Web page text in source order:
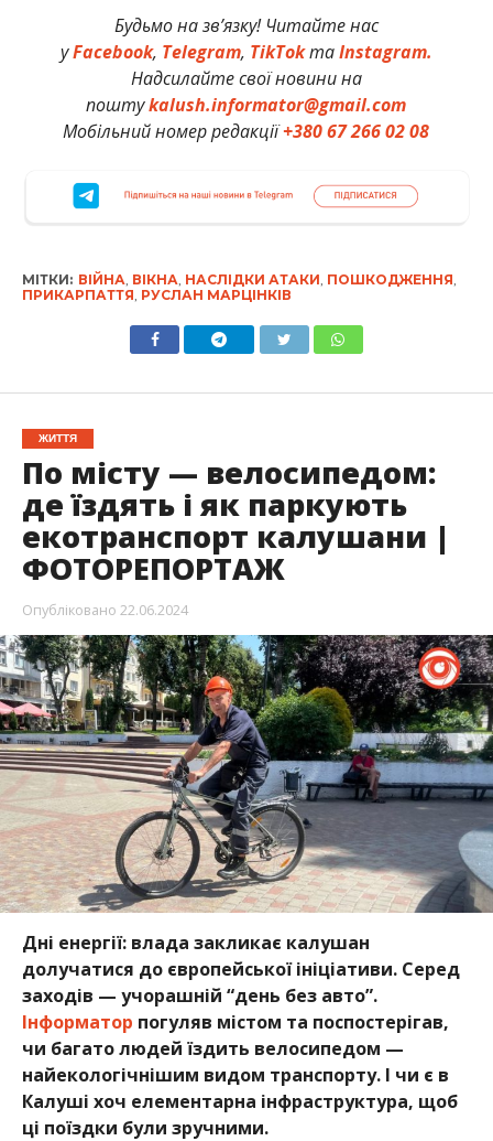
Будьмо на зв’язку! Читайте нас
уFacebook, Telegram, TikTokтаInstagram.
Надсилайте свої новини на
поштуkalush.informator@gmail.com
Мобільний номер редакції+380 67 266 02 08
МІТКИ: ВІЙНА ВІКНА НАСЛІДКИ АТАКИ ПОШКОДЖЕННЯ
ПРИКАРПАТТЯ РУСЛАН МАРЦІНКІВ
ЖИТТЯ
По місту — велосипедом:
де їздять і як паркують
екотранспорт калушани |
ФОТОРЕПОРТАЖ
Опубліковано 22.06.2024
Дні енергії: влада закликає калушан
долучатися до європейської ініціативи. Серед
заходів — учорашній “день без авто”.
Інформатор погуляв містом та поспостерігав,
чи багато людей їздить велосипедом —
найекологічнішим видом транспорту. І чи є в
Калуші хоч елементарна інфраструктура, щоб
ці поїздки були зручними.